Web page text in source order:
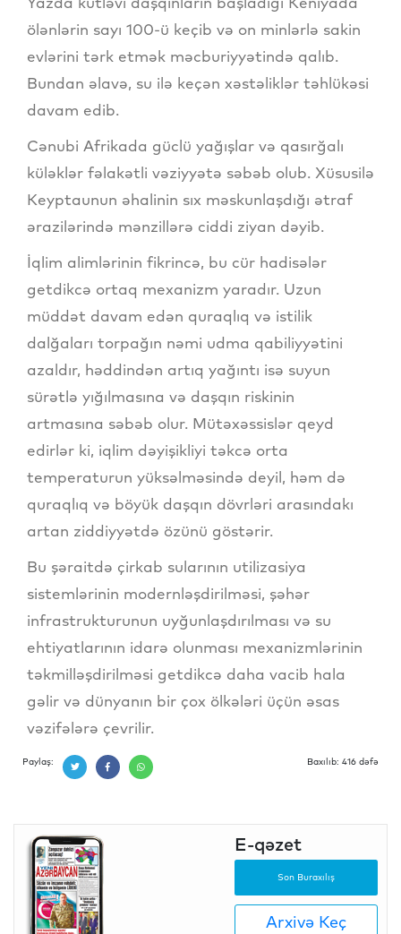
ölənlərin sayı 100-ü keçib və on minlərlə sakin
evlərini tərk etmək məcburiyyətində qalıb.
Bundan əlavə, su ilə keçən xəstəliklər təhlükəsi
davam edib.
Cənubi Afrikada güclü yağışlar və qasırğalı
küləklər fəlakətli vəziyyətə səbəb olub. Xüsusilə
Keyptaunun əhalinin sıx məskunlaşdığı ətraf
ərazilərində mənzillərə ciddi ziyan dəyib.
İqlim alimlərinin fikrincə, bu cür hadisələr
getdikcə ortaq mexanizm yaradır. Uzun
müddət davam edən quraqlıq və istilik
dalğaları torpağın nəmi udma qabiliyyətini
azaldır, həddindən artıq yağıntı isə suyun
sürətlə yığılmasına və daşqın riskinin
artmasına səbəb olur. Mütəxəssislər qeyd
edirlər ki, iqlim dəyişikliyi təkcə orta
temperaturun yüksəlməsində deyil, həm də
quraqlıq və böyük daşqın dövrləri arasındakı
artan ziddiyyətdə özünü göstərir.
Bu şəraitdə çirkab sularının utilizasiya
sistemlərinin modernləşdirilməsi, şəhər
infrastrukturunun uyğunlaşdırılması və su
ehtiyatlarının idarə olunması mexanizmlərinin
təkmilləşdirilməsi getdikcə daha vacib hala
gəlir və dünyanın bir çox ölkələri üçün əsas
vəzifələrə çevrilir.
Paylaş: Baxılıb: 416 dəfə
E-qəzet
Son Buraxılış
Arxivə Keç